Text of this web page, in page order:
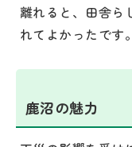
離れると、田舎ら
れてよかったです。
鹿沼の魅力